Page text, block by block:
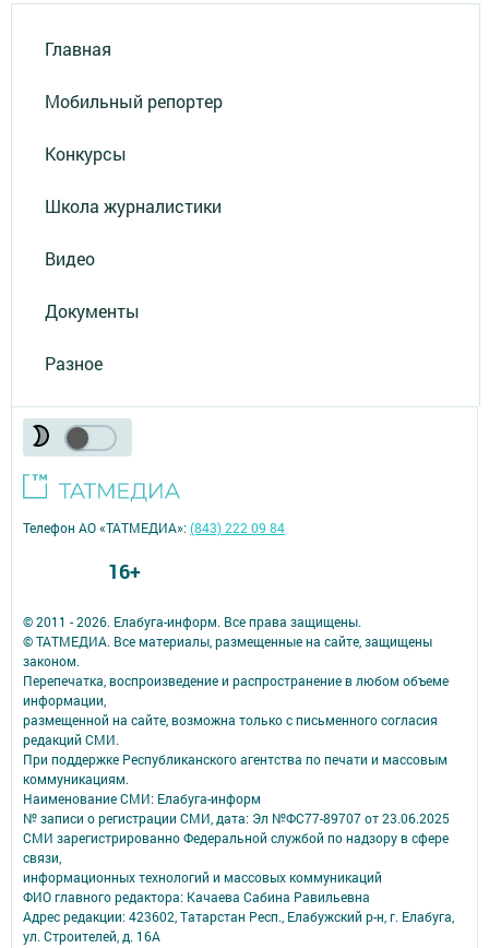
Главная
Мобильный репортер
Конкурсы
Школа журналистики
Видео
Документы
Разное
© 2011 - 2026. Елабуга-информ. Все права защищены.
© ТАТМЕДИА. Все материалы, размещенные на сайте, защищены
законом.
Перепечатка, воспроизведение и распространение в любом объеме
информации,
размещенной на сайте, возможна только с письменного согласия
редакций СМИ.
При поддержке Республиканского агентства по печати и массовым
коммуникациям.
Наименование СМИ: Елабуга-информ
№ записи о регистрации СМИ, дата: Эл №ФС77-89707 от 23.06.2025
СМИ зарегистрированно Федеральной службой по надзору в сфере
связи,
информационных технологий и массовых коммуникаций
ФИО главного редактора: Качаева Сабина Равильевна
Адрес редакции: 423602, Татарстан Респ., Елабужский р-н, г. Елабуга,
ул. Строителей, д. 16А
Телефон АО «ТАТМЕДИА»:(843) 222 09 84
16+